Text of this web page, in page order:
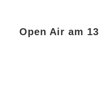
Open Air am